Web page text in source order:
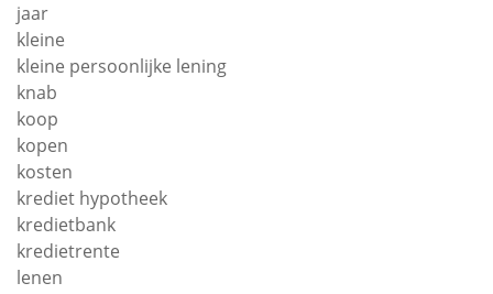
jaar
kleine
kleine persoonlijke lening
knab
koop
kopen
kosten
krediet hypotheek
kredietbank
kredietrente
lenen